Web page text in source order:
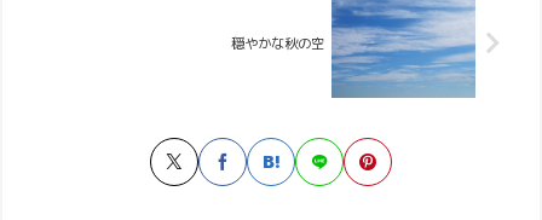
穏やかな秋の空